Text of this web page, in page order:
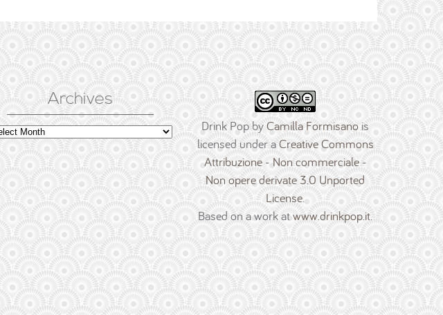
Archives
Drink PopbyCamilla Formisanois
licensed under aCreative Commons
Attribuzione - Non commerciale -
Non opere derivate 3.0 Unported
License.
Based on a work atwww.drinkpop.it.